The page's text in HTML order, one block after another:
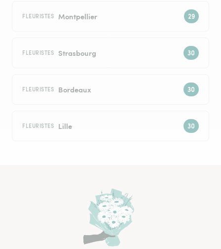
FLEURISTES Montpellier
FLEURISTES Strasbourg
FLEURISTES Bordeaux
FLEURISTES Lille